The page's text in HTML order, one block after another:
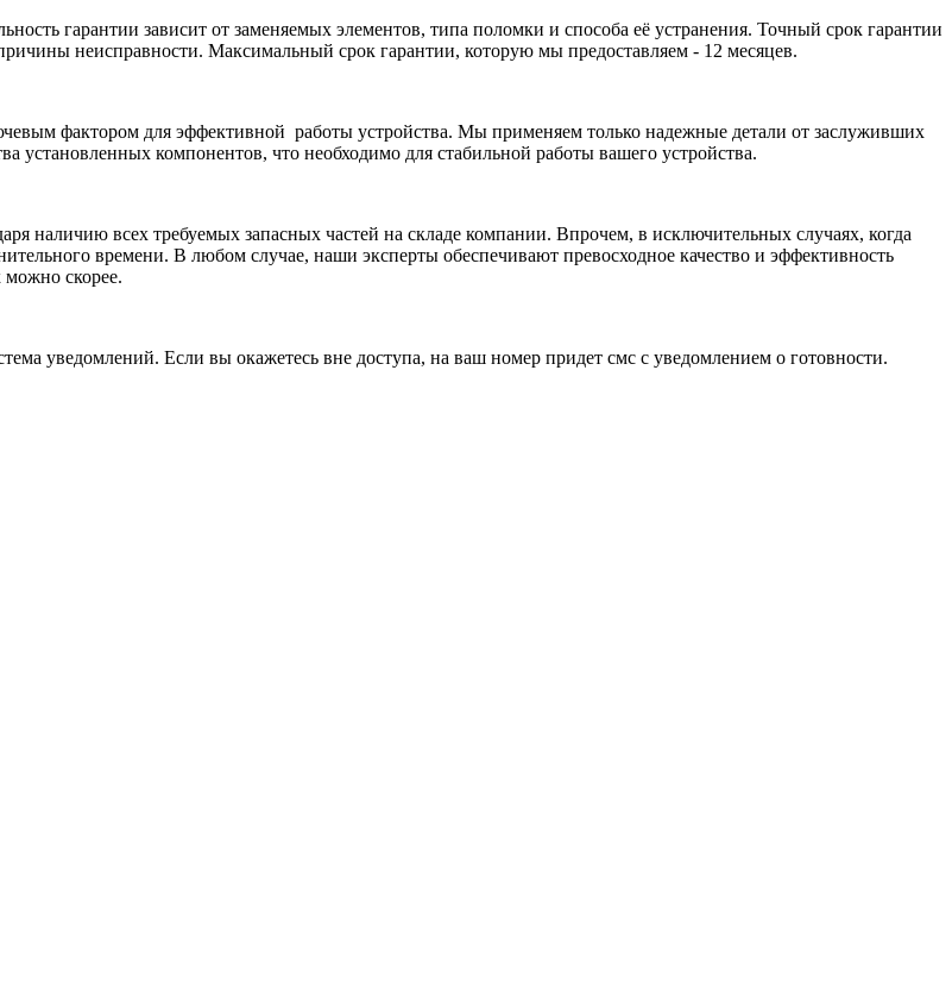
гарантии зависит от заменяемых элементов, типа поломки и способа её устранения. Точный срок гарантии
неисправности. Максимальный срок гарантии, которую мы предоставляем - 12 месяцев.
фактором для эффективной работы устройства. Мы применяем только надежные детали от заслуживших
установленных компонентов, что необходимо для стабильной работы вашего устройства.
наличию всех требуемых запасных частей на складе компании. Впрочем, в исключительных случаях, когда
времени. В любом случае, наши эксперты обеспечивают превосходное качество и эффективность
можно скорее.
уведомлений. Если вы окажетесь вне доступа, на ваш номер придет смс с уведомлением о готовности.